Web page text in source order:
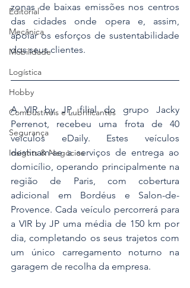
Editorial
Mecânica
Mobilidade
Logística
Hobby
Combustíveis e Lubrificantes
Segurança
Insights & Negócios
zonas de baixas emissões nos centros
das cidades onde opera e, assim,
apoiar os esforços de sustentabilidade
dos seus clientes.
A VIR by JP, filial do grupo Jacky
Perrenot, recebeu uma frota de 40
veículos eDaily. Estes veículos
destinam-se a serviços de entrega ao
domicílio, operando principalmente na
região de Paris, com cobertura
adicional em Bordéus e Salon-de-
Provence. Cada veículo percorrerá para
a VIR by JP uma média de 150 km por
dia, completando os seus trajetos com
um único carregamento noturno na
garagem de recolha da empresa.